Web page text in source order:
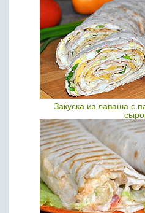
Закуска из лаваша с